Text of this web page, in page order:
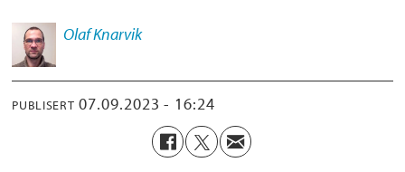
OlafKnarvik
PUBLISERT 07.09.2023 - 16:24